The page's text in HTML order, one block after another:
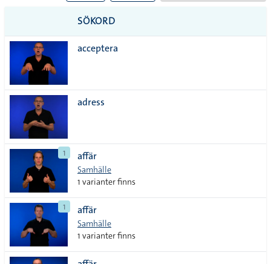
till
alla i
SÖKORD
acceptera
adress
1 affär
Samhälle
1 varianter finns
1 affär
Samhälle
1 varianter finns